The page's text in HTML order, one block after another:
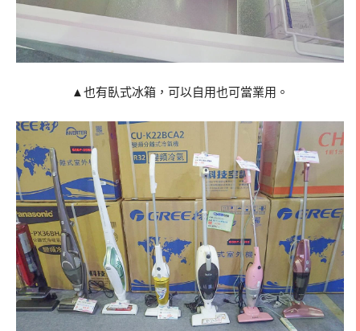
▲也有臥式冰箱，可以自用也可當業用。